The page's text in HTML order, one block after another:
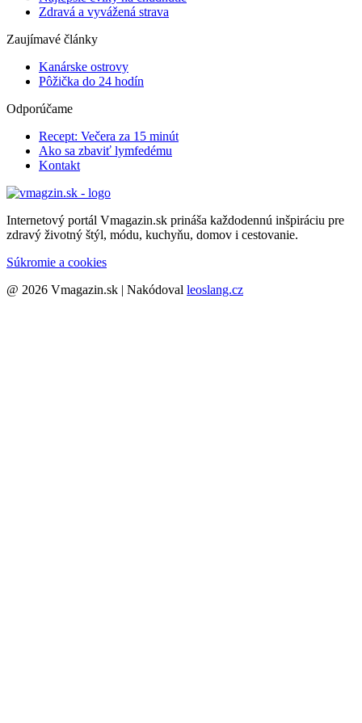
Zdravá a vyvážená strava
Zaujímavé články
Kanárske ostrovy
Pôžička do 24 hodín
Odporúčame
Recept: Večera za 15 minút
Ako sa zbaviť lymfedému
Kontakt
Internetový portál Vmagazin.sk prináša každodennú inšpiráciu pre
zdravý životný štýl, módu, kuchyňu, domov i cestovanie.
Súkromie a cookies
@ 2026 Vmagazin.sk | Nakódoval leoslang.cz